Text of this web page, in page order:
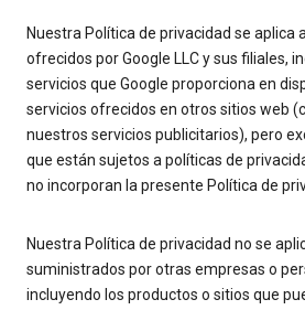
Nuestra Política de privacidad se aplica
ofrecidos por Google LLC y sus filiales,
servicios que Google proporciona en
servicios ofrecidos en otros sitios web
nuestros servicios publicitarios), pero
que están sujetos a políticas de
no incorporan la presente Política de
Nuestra Política de privacidad no se
suministrados por otras empresas o
incluyendo los productos o sitios que